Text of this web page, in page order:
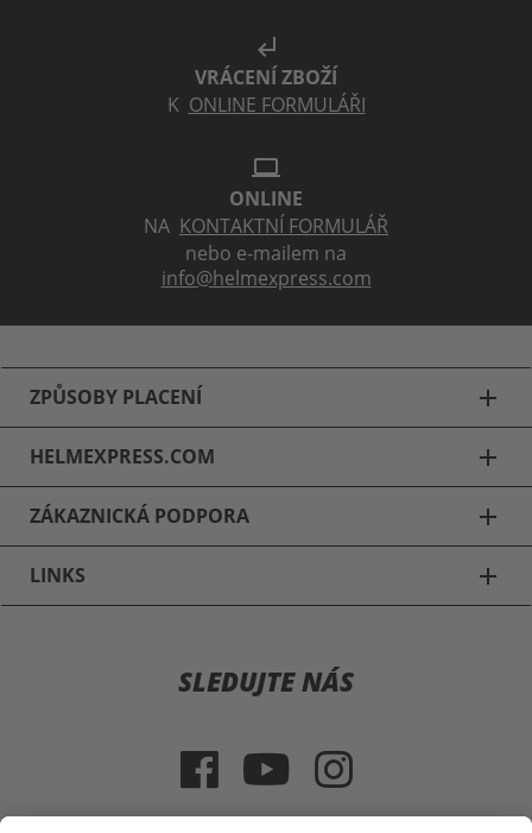
subdirectory_arrow_left
VRÁCENÍ ZBOŽÍ
K ONLINE FORMULÁŘI
laptop
ONLINE
NA KONTAKTNÍ FORMULÁŘ
nebo e-mailem na
info@helmexpress.com
ZPŮSOBY PLACENÍ add
HELMEXPRESS.COM add
ZÁKAZNICKÁ PODPORA add
LINKS add
Schuberth S2
SLEDUJTE NÁS